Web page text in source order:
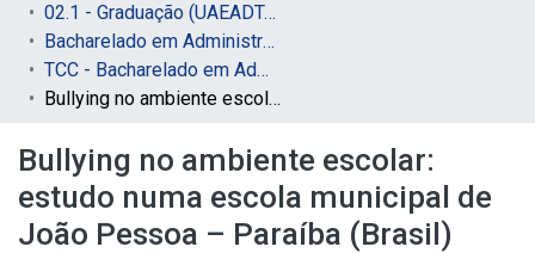
02.1 - Graduação (UAEADTec)
Bacharelado em Administração Pública (UAEADTec)
TCC - Bacharelado em Administração Pública (UAEADTec)
Bullying no ambiente escolar: estudo numa escola municipal de João Pessoa – Paraíba (Brasil)
Bullying no ambiente escolar:
estudo numa escola municipal de
João Pessoa – Paraíba (Brasil)